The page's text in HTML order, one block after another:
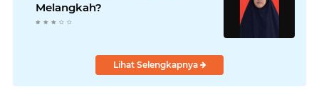
Melangkah?
Lihat Selengkapnya